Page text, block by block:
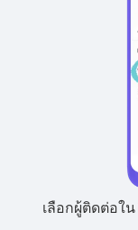
เลือกผู้ติดต่อใ